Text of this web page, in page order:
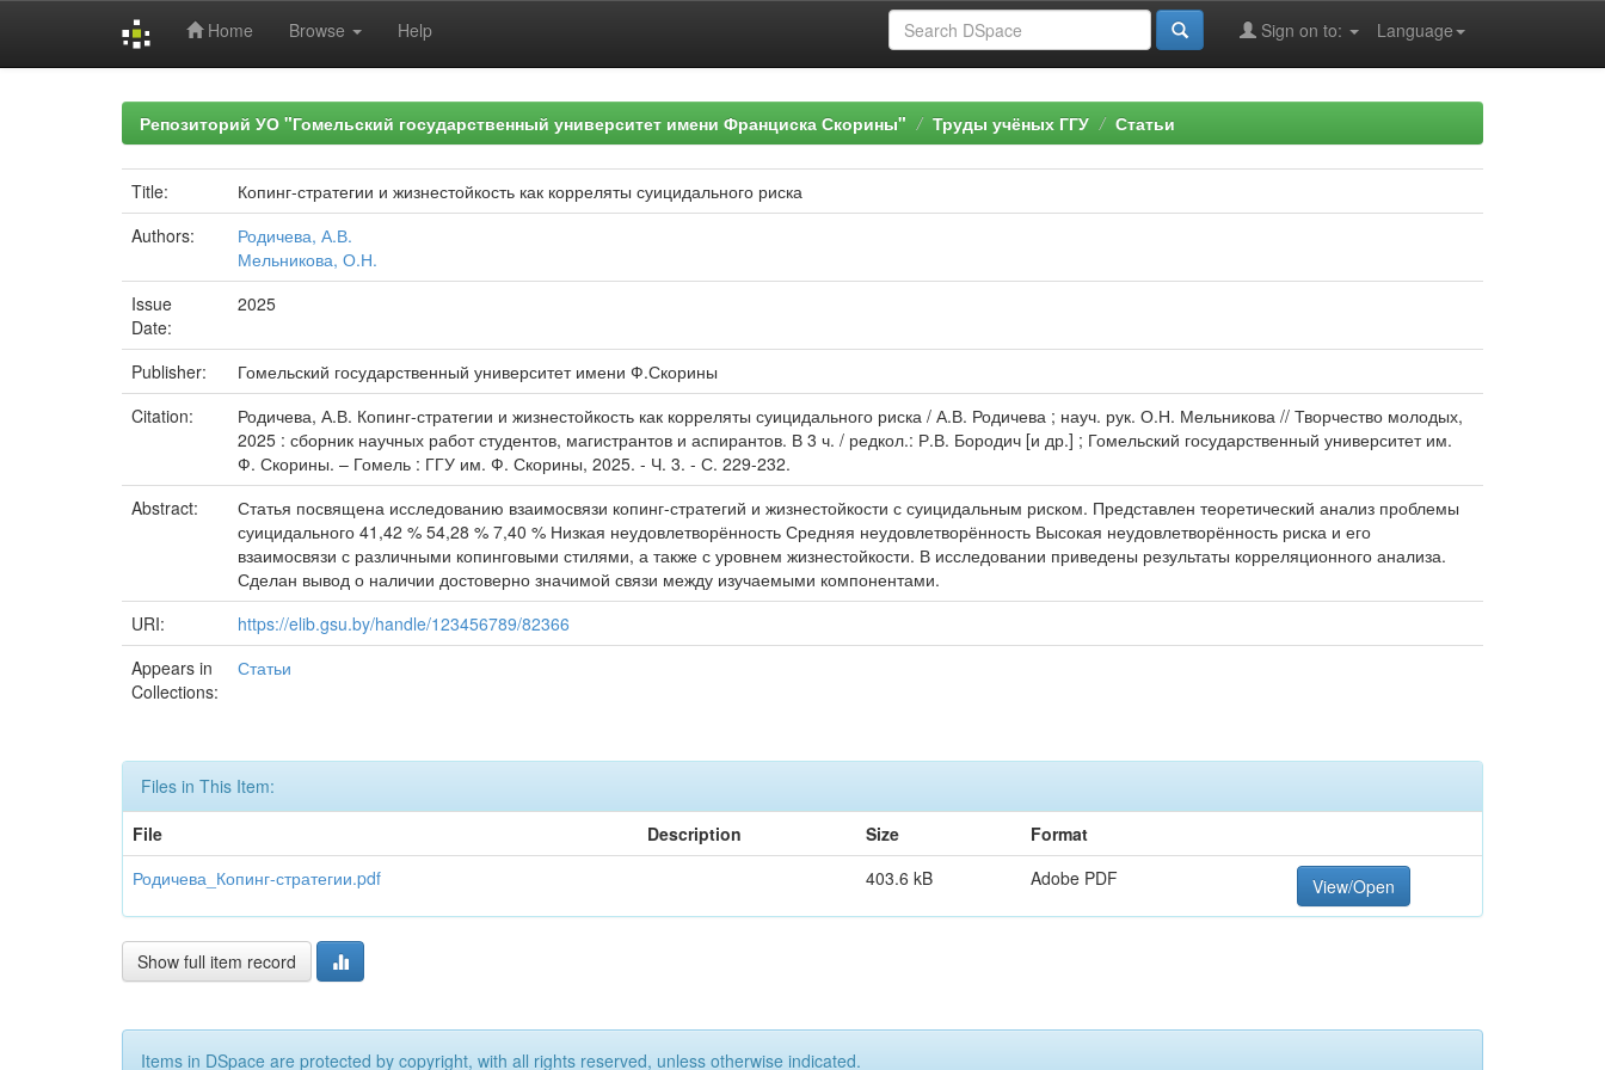
Home Browse Help Language
Sign on to:
Репозиторий УО "Гомельский государственный университет имени Франциска Скорины" Труды учёных ГГУ Статьи
Title:
Копинг-стратегии и жизнестойкость как корреляты суицидального риска
Authors:
Родичева, А.В.
Мельникова, О.Н.
Issue
Date:
2025
Publisher:
Гомельский государственный университет имени Ф.Скорины
Citation:
Родичева, А.В. Копинг-стратегии и жизнестойкость как корреляты суицидального риска / А.В. Родичева ; науч. рук. О.Н. Мельникова // Творчество молодых,
2025 : сборник научных работ студентов, магистрантов и аспирантов. В 3 ч. / редкол.: Р.В. Бородич [и др.] ; Гомельский государственный университет им.
Ф. Скорины. – Гомель : ГГУ им. Ф. Скорины, 2025. - Ч. 3. - С. 229-232.
Abstract:
Статья посвящена исследованию взаимосвязи копинг-стратегий и жизнестойкости с суицидальным риском. Представлен теоретический анализ проблемы
суицидального 41,42 % 54,28 % 7,40 % Низкая неудовлетворённость Средняя неудовлетворённость Высокая неудовлетворённость риска и его
взаимосвязи с различными копинговыми стилями, а также с уровнем жизнестойкости. В исследовании приведены результаты корреляционного анализа.
Сделан вывод о наличии достоверно значимой связи между изучаемыми компонентами.
URI:
https://elib.gsu.by/handle/123456789/82366
Appears in
Collections:
Статьи
Files in This Item:
File
Description Size
Format
Родичева_Копинг-стратегии.pdf
403.6 kB Adobe PDF View/Open
Show full item record
Items in DSpace are protected by copyright, with all rights reserved, unless otherwise indicated.